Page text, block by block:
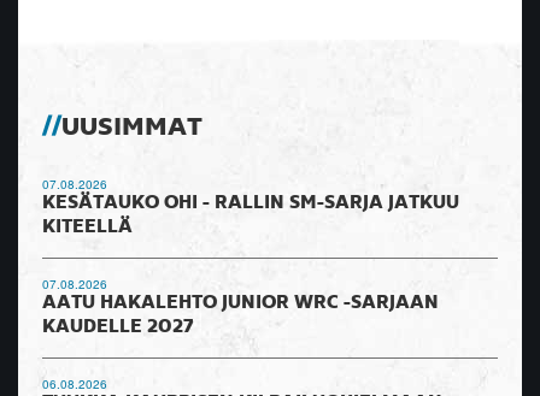
UUSIMMAT
07.08.2026
KESÄTAUKO OHI - RALLIN SM-SARJA JATKUU
KITEELLÄ
07.08.2026
AATU HAKALEHTO JUNIOR WRC -SARJAAN
KAUDELLE 2027
06.08.2026